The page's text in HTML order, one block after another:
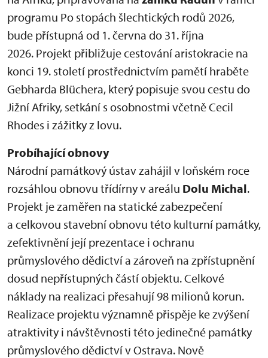
programu Po stopách šlechtických rodů 2026,
bude přístupná od 1. června do 31. října
2026. Projekt přibližuje cestování aristokracie na
konci 19. století prostřednictvím pamětí hraběte
Gebharda Blüchera, který popisuje svou cestu do
Jižní Afriky, setkání s osobnostmi včetně Cecil
Rhodes i zážitky z lovu.
Probíhající obnovy
Národní památkový ústav zahájil v loňském roce
rozsáhlou obnovu třídírny v areálu Dolu Michal.
Projekt je zaměřen na statické zabezpečení
a celkovou stavební obnovu této kulturní památky,
zefektivnění její prezentace i ochranu
průmyslového dědictví a zároveň na zpřístupnění
dosud nepřístupných částí objektu. Celkové
náklady na realizaci přesahují 98 milionů korun.
Realizace projektu významně přispěje ke zvýšení
atraktivity i návštěvnosti této jedinečné památky
průmyslového dědictví v Ostrava. Nově